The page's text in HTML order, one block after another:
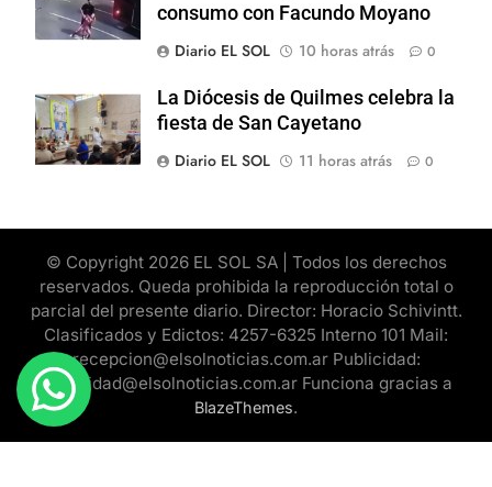
consumo con Facundo Moyano
Diario EL SOL
10 horas atrás 0
La Diócesis de Quilmes celebra la
fiesta de San Cayetano
Diario EL SOL
11 horas atrás 0
© Copyright 2026 EL SOL SA | Todos los derechos
reservados. Queda prohibida la reproducción total o
parcial del presente diario. Director: Horacio Schivintt.
Clasificados y Edictos: 4257-6325 Interno 101 Mail:
recepcion@elsolnoticias.com.ar Publicidad:
publicidad@elsolnoticias.com.ar Funciona gracias a
BlazeThemes.